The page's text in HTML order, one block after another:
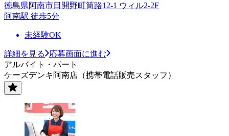
徳島県阿南市日開野町筒路12-1 ウィル2-2F
阿南駅 徒歩5分
未経験OK
詳細を見る
応募画面に進む
アルバイト・パート
ケーズデンキ阿南店（携帯電話販売スタッフ）